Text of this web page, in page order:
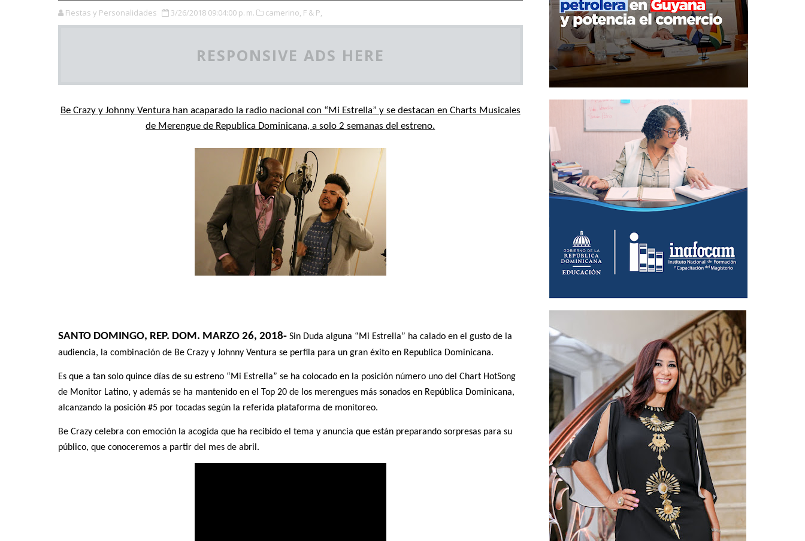
Fiestas y Personalidades 3/26/2018 09:04:00 p. m. camerino, F & P,
RESPONSIVE ADS HERE
Be Crazy y Johnny Ventura han acaparado la radio nacional con “Mi Estrella” y se destacan en Charts Musicales
de Merengue de Republica Dominicana, a solo 2 semanas del estreno.
SANTO DOMINGO, REP. DOM. MARZO 26, 2018- Sin Duda alguna “Mi Estrella” ha calado en el gusto de la
audiencia, la combinación de Be Crazy y Johnny Ventura se perfila para un gran éxito en Republica Dominicana.
Es que a tan solo quince días de su estreno “Mi Estrella” se ha colocado en la posición número uno del Chart HotSong
de Monitor Latino, y además se ha mantenido en el Top 20 de los merengues más sonados en República Dominicana,
alcanzando la posición #5 por tocadas según la referida plataforma de monitoreo.
Be Crazy celebra con emoción la acogida que ha recibido el tema y anuncia que están preparando sorpresas para su
público, que conoceremos a partir del mes de abril.